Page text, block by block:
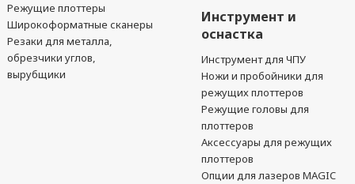
Режущие плоттеры
Широкоформатные сканеры
Резаки для металла,
обрезчики углов,
вырубщики
Инструмент и
оснастка
Инструмент для ЧПУ
Ножи и пробойники для
режущих плоттеров
Режущие головы для
плоттеров
Аксессуары для режущих
плоттеров
Опции для лазеров MAGIC